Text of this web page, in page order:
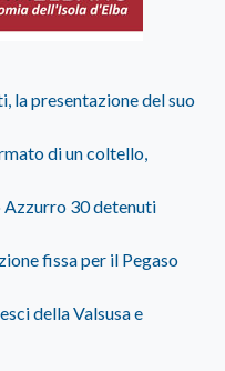
la presentazione del suo
di un coltello,
Azzurro 30 detenuti
fissa per il Pegaso
della Valsusa e